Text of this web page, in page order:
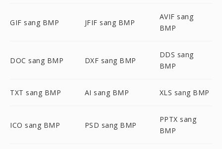
GIF sang BMP JFIF sang BMP
AVIF sang
BMP
DOC sang BMP DXF sang BMP
DDS sang
BMP
TXT sang BMP AI sang BMP XLS sang BMP
ICO sang BMP PSD sang BMP
PPTX sang
BMP